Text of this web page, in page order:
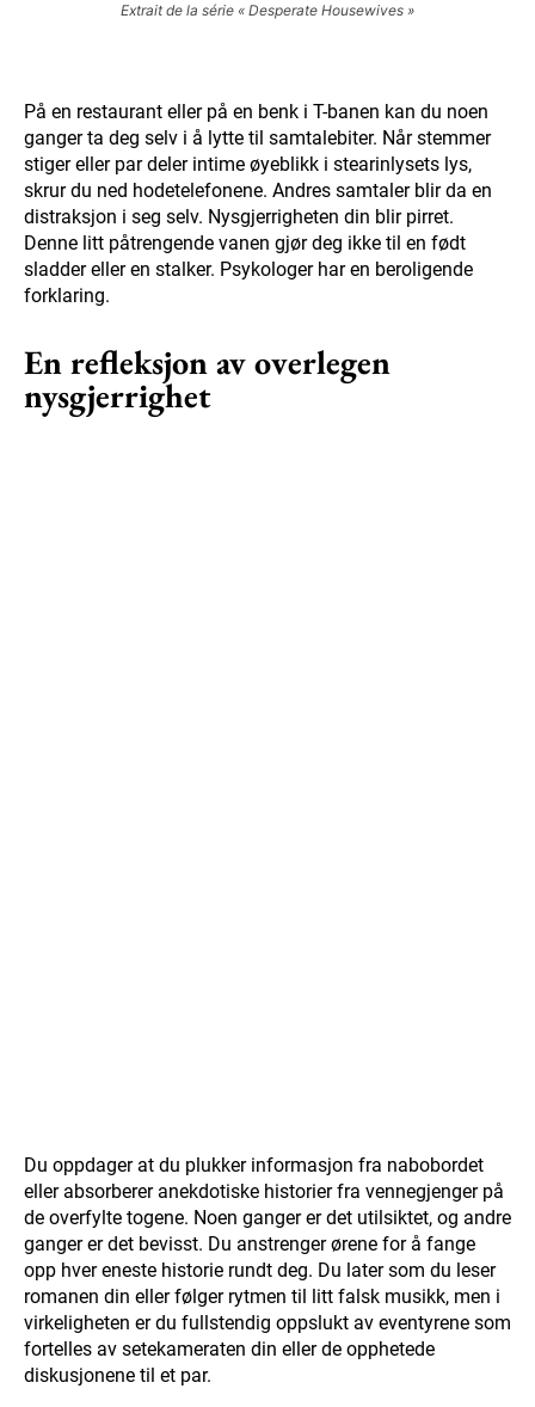
Extrait de la série « Desperate Housewives »
På en restaurant eller på en benk i T-banen kan du noen
ganger ta deg selv i å lytte til samtalebiter. Når stemmer
stiger eller par deler intime øyeblikk i stearinlysets lys,
skrur du ned hodetelefonene. Andres samtaler blir da en
distraksjon i seg selv. Nysgjerrigheten din blir pirret.
Denne litt påtrengende vanen gjør deg ikke til en født
sladder eller en stalker. Psykologer har en beroligende
forklaring.
En refleksjon av overlegen
nysgjerrighet
Du oppdager at du plukker informasjon fra nabobordet
eller absorberer anekdotiske historier fra vennegjenger på
de overfylte togene. Noen ganger er det utilsiktet, og andre
ganger er det bevisst. Du anstrenger ørene for å fange
opp hver eneste historie rundt deg. Du later som du leser
romanen din eller følger rytmen til litt falsk musikk, men i
virkeligheten er du fullstendig oppslukt av eventyrene som
fortelles av setekameraten din eller de opphetede
diskusjonene til et par.